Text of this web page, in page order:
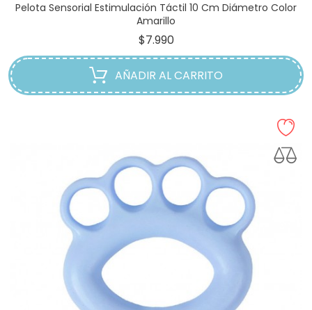
Pelota Sensorial Estimulación Táctil 10 Cm Diámetro Color
Amarillo
$7.990Precio
AÑADIR AL CARRITO